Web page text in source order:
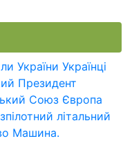
України Українці
Президент
Союз Європа
літальний
Машина.